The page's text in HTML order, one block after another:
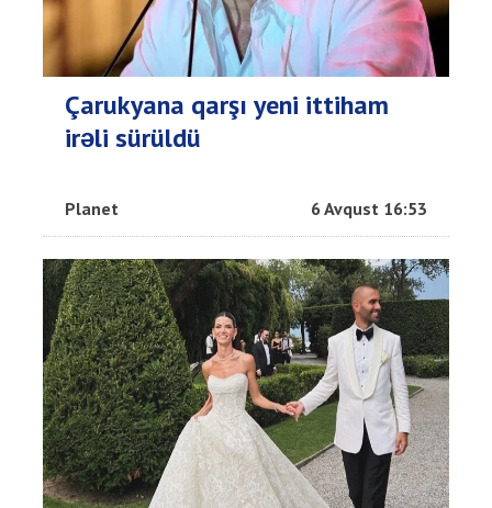
Çarukyana qarşı yeni ittiham
irəli sürüldü
Planet 6 Avqust 16:53